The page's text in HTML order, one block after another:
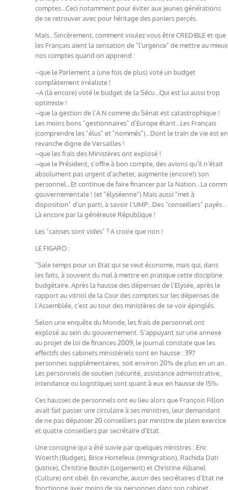
comptes…Ceci notamment pour éviter aux jeunes générations
de se retrouver avec pour héritage des paniers perçés.
Mais…Sincèrement, comment voulez vous être CREDIBLE et que
les Français aient la sensation de "l’urgence" de mettre au mieux
nos comptes quand on apprend :
–que le Parlement a (une fois de plus) voté un budget
complètement irréaliste !
–A (là encore) voté le budget de la Sécu…Qui est lui aussi trop
optimiste !
–que la gestion de l’A.N comme du Sénat est catastrophique !
Les moins bons "gestionnaires" d’Europe étant…Les Français
(comprendre les "élus" et "nommés")…Dont le train de vie est en
revanche digne de Versailles !
–que les frais des Ministères ont explosé !
–que le Président, s’offre à bon compte, des avions qu’il n’était
absolument pas urgent d’acheter, augmente (encore!) son
personnel…Et continue de faire financer par la Nation…La comm
gouvernementale ! (et "élyséenne") Mais aussi "met à
disposition" d’un parti, à savoir l’UMP…Des "conseillers" payés…
Là encore par la généreuse République !
Les "caisses sont vides" ? A croire que non !
LE FIGARO :
"Sale temps pour un Etat qui se veut économe, mais qui, dans
les faits, à souvent du mal à mettre en pratique cette discipline
budgétaire. Après la hausse des dépenses de l’Elysée, après le
rapport au vitriol de la Cour des comptes sur les dépenses de
l’Assemblée, c’est au tour des ministères de se voir épinglés.
Selon une enquête du Monde, les frais de personnel ont
explosé au sein du gouvernement. S’appuyant sur une annexe
au projet de loi de finances 2009, le journal constate que les
effectifs des cabinets ministériels sont en hausse : 397
personnes supplémentaires, soit environ 20% de plus en un an.
Les personnels de soutien (sécurité, assistance administrative,
intendance ou logistique) sont quant à eux en hausse de 15%.
Ces hausses de personnels ont eu lieu alors que François Fillon
avait fait passer une circulaire à ses ministres, leur demandant
de ne pas dépasser 20 conseillers par ministre de plein exercice
et quatre conseillers par secrétaire d’Etat.
Une consigne qui a été suivie par quelques ministres : Eric
Woerth (Budget), Brice Hortefeux (Immigration), Rachida Dati
(Justice), Christine Boutin (Logement) et Christine Albanel
(Culture) ont obéi. En revanche, aucun des secrétaires d’Etat ne
fonctionne avec moins de six personnes dans son cabinet.